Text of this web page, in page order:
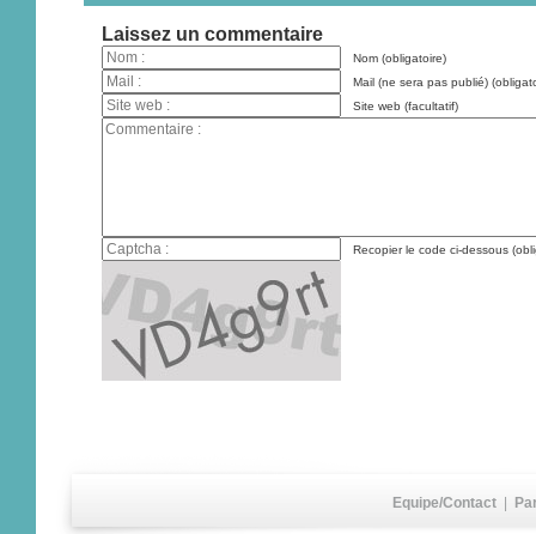
Laissez un commentaire
Nom (obligatoire)
Mail (ne sera pas publié)
Site web (facultatif)
Recopier le code ci-dessous
Equipe/Contact